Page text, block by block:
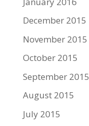
December 2015
November 2015
October 2015
September 2015
August 2015
July 2015